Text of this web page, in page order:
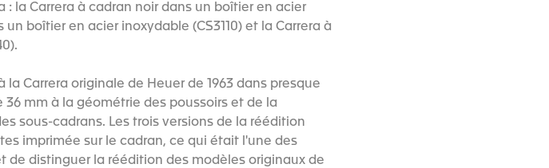
: la Carrera à cadran noir dans un boîtier en acier
un boîtier en acier inoxydable (CS3110) et la Carrera à
Carrera originale de Heuer de 1963 dans presque
mm à la géométrie des poussoirs et de la
sous-cadrans. Les trois versions de la réédition
imprimée sur le cadran, ce qui était l'une des
de distinguer la réédition des modèles originaux de